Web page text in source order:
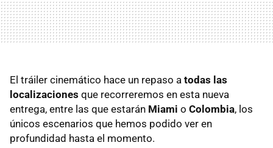
El tráiler cinemático hace un repaso a todas las
localizaciones que recorreremos en esta nueva
entrega, entre las que estarán Miami o Colombia, los
únicos escenarios que hemos podido ver en
profundidad hasta el momento.